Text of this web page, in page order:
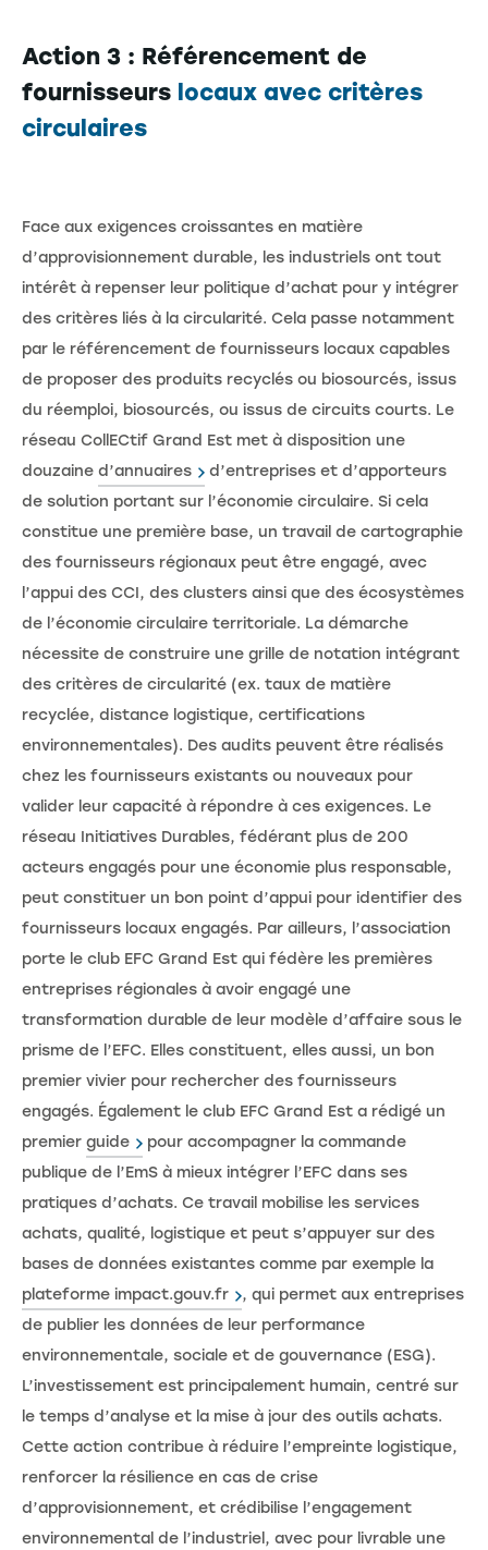
Action 3 : Référencement de
fournisseurs locaux avec critères
circulaires
Face aux exigences croissantes en matière
d’approvisionnement durable, les industriels ont tout
intérêt à repenser leur politique d’achat pour y intégrer
des critères liés à la circularité. Cela passe notamment
par le référencement de fournisseurs locaux capables
de proposer des produits recyclés ou biosourcés, issus
du réemploi, biosourcés, ou issus de circuits courts. Le
réseau CollECtif Grand Est met à disposition une
douzaine d’annuaires
d’entreprises et d’apporteurs
de solution portant sur l’économie circulaire. Si cela
constitue une première base, un travail de cartographie
des fournisseurs régionaux peut être engagé, avec
l’appui des CCI, des clusters ainsi que des écosystèmes
de l’économie circulaire territoriale. La démarche
nécessite de construire une grille de notation intégrant
des critères de circularité (ex. taux de matière
recyclée, distance logistique, certifications
environnementales). Des audits peuvent être réalisés
chez les fournisseurs existants ou nouveaux pour
valider leur capacité à répondre à ces exigences. Le
réseau Initiatives Durables, fédérant plus de 200
acteurs engagés pour une économie plus responsable,
peut constituer un bon point d’appui pour identifier des
fournisseurs locaux engagés. Par ailleurs, l’association
porte le club EFC Grand Est qui fédère les premières
entreprises régionales à avoir engagé une
transformation durable de leur modèle d’affaire sous le
prisme de l’EFC. Elles constituent, elles aussi, un bon
premier vivier pour rechercher des fournisseurs
engagés. Également le club EFC Grand Est a rédigé un
premier guide
pour accompagner la commande
publique de l’EmS à mieux intégrer l’EFC dans ses
pratiques d’achats. Ce travail mobilise les services
achats, qualité, logistique et peut s’appuyer sur des
bases de données existantes comme par exemple la
plateforme impact.gouv.fr
, qui permet aux entreprises
de publier les données de leur performance
environnementale, sociale et de gouvernance (ESG).
L’investissement est principalement humain, centré sur
le temps d’analyse et la mise à jour des outils achats.
Cette action contribue à réduire l’empreinte logistique,
renforcer la résilience en cas de crise
d’approvisionnement, et crédibilise l’engagement
environnemental de l’industriel, avec pour livrable une